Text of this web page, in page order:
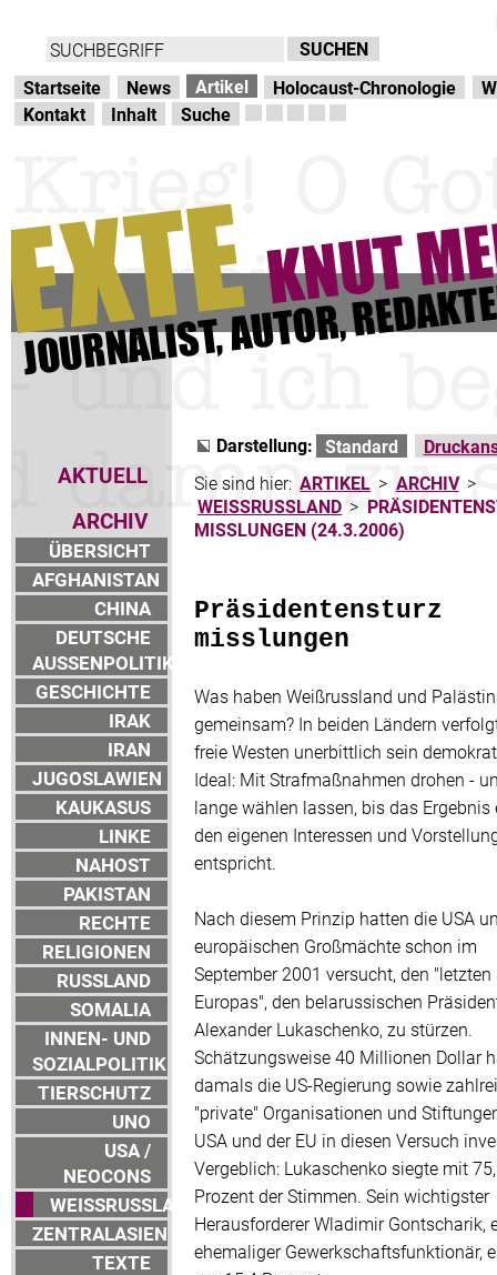
Startseite News Artikel Holocaust-Chronologie
Kontakt
Inhalt Suche
AKTUELL
ARCHIV
ÜBERSICHT
AFGHANISTAN
CHINA
DEUTSCHE
AUSSENPOLITIK
GESCHICHTE
IRAK
IRAN
JUGOSLAWIEN
KAUKASUS
LINKE
NAHOST
PAKISTAN
RECHTE
RELIGIONEN
RUSSLAND
SOMALIA
INNEN- UND
SOZIALPOLITIK
TIERSCHUTZ
UNO
USA /
NEOCONS
WEISSRUSSLAND
ZENTRALASIEN
TEXTE
Darstellung: Standard
Sie sind hier: ARTIKEL > ARCHIV >
WEISSRUSSLAND >
MISSLUNGEN (24.3.2006)
Präsidentensturz
misslungen
Was haben Weißrussland und
gemeinsam? In beiden Ländern
freie Westen unerbittlich sein
Ideal: Mit Strafmaßnahmen drohen -
lange wählen lassen, bis das Ergebnis
den eigenen Interessen und
entspricht.
Nach diesem Prinzip hatten die USA
europäischen Großmächte schon im
September 2001 versucht, den
Europas", den belarussischen
Alexander Lukaschenko, zu stürzen.
Schätzungsweise 40 Millionen Dollar
damals die US-Regierung sowie
"private" Organisationen und
USA und der EU in diesen Versuch
Vergeblich: Lukaschenko siegte mit
Prozent der Stimmen. Sein wichtigster
Herausforderer Wladimir Gontscharik,
ehemaliger Gewerkschaftsfunktionär,